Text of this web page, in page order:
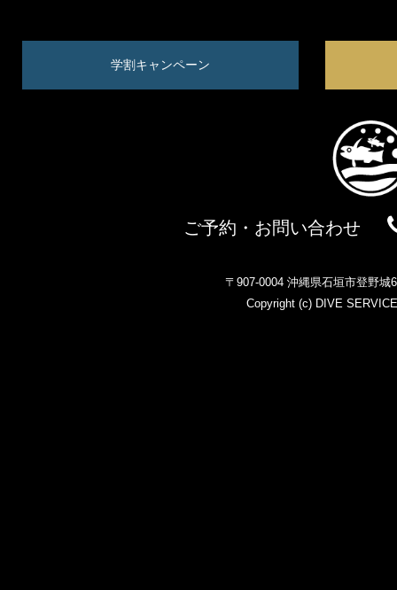
学割キャンペーン
ご予約・お問い合わせ
〒907-0004 沖縄県石垣市登野城
Copyright (c) DIVE